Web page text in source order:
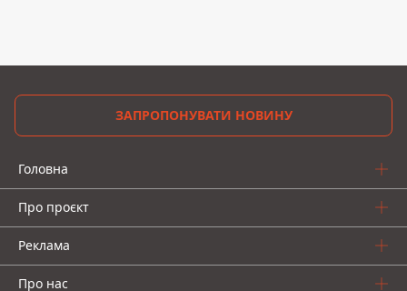
ЗАПРОПОНУВАТИ НОВИНУ
Головна
Про проєкт
Реклама
Про нас